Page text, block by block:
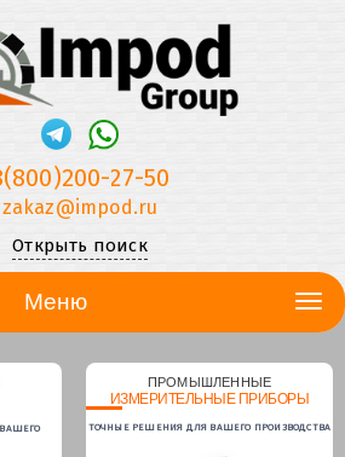
27-50
zakaz@impod.ru
Открыть поиск
Меню
ПРОМЫШЛЕННЫЕ
ИЗМЕРИТЕЛЬНЫЕ ПРИБОРЫ
ТОЧНЫЕ РЕШЕНИЯ ДЛЯ ВАШЕГО ПРОИЗВОДСТВА